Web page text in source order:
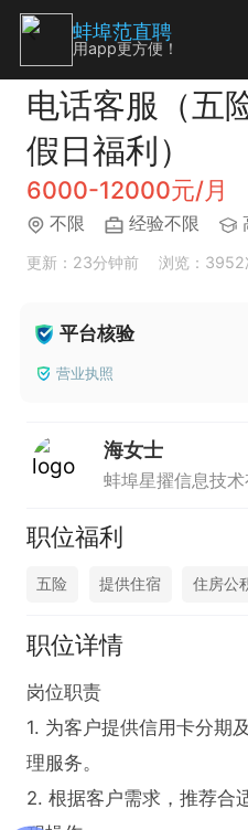
电话客服（五
假日福利）
6000-12000元/月
不限 经验不限
更新：23分钟前 浏览：3952
平台核验
营业执照
海女士
蚌埠星擢信息技术
职位福利
五险 提供住宿 住房公
职位详情
岗位职责
1. 为客户提供信用卡分期
理服务。
2. 根据客户需求，推荐合
蚌埠范直聘
用app更方便！